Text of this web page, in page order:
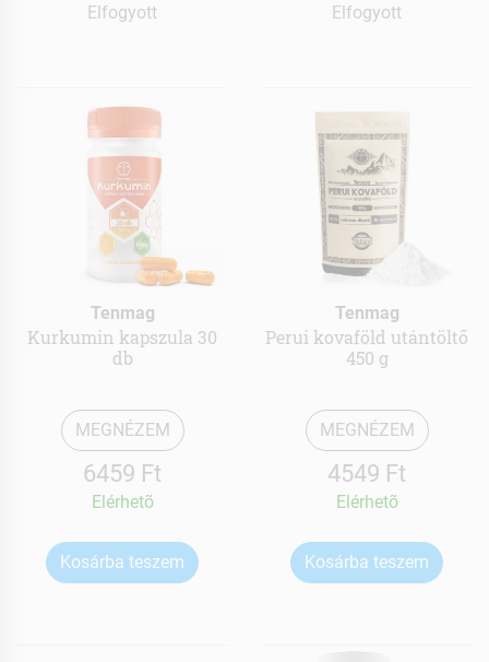
Elfogyott Elfogyott
Tenmag
Kurkumin kapszula 30
db
MEGNÉZEM
6459 Ft
Elérhetõ
Kosárba teszem
Tenmag
Perui kovaföld utántöltő
450 g
MEGNÉZEM
4549 Ft
Elérhetõ
Kosárba teszem